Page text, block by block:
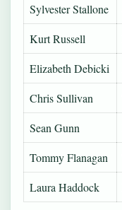
Sylvester Stallone
Kurt Russell
Elizabeth Debicki
Chris Sullivan
Sean Gunn
Tommy Flanagan
Laura Haddock